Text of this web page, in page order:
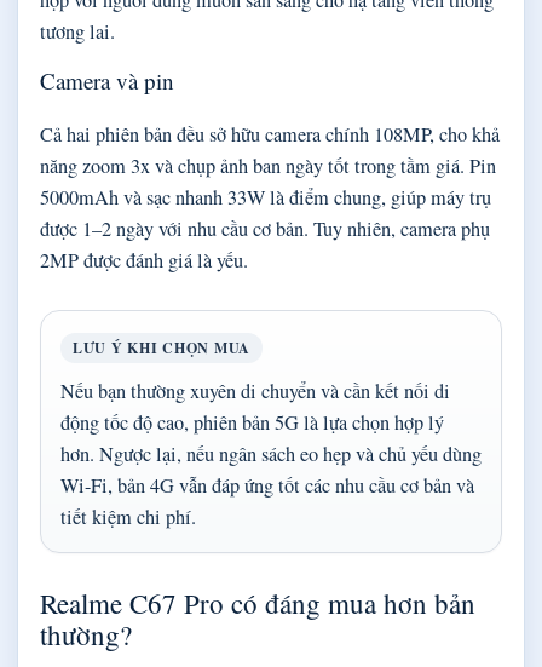
tương lai.
Camera và pin
Cả hai phiên bản đều sở hữu camera chính 108MP, cho khả
năng zoom 3x và chụp ảnh ban ngày tốt trong tầm giá. Pin
5000mAh và sạc nhanh 33W là điểm chung, giúp máy trụ
được 1–2 ngày với nhu cầu cơ bản. Tuy nhiên, camera phụ
2MP được đánh giá là yếu.
LƯU Ý KHI CHỌN MUA
Nếu bạn thường xuyên di chuyển và cần kết nối di
động tốc độ cao, phiên bản 5G là lựa chọn hợp lý
hơn. Ngược lại, nếu ngân sách eo hẹp và chủ yếu dùng
Wi-Fi, bản 4G vẫn đáp ứng tốt các nhu cầu cơ bản và
tiết kiệm chi phí.
Realme C67 Pro có đáng mua hơn bản
thường?